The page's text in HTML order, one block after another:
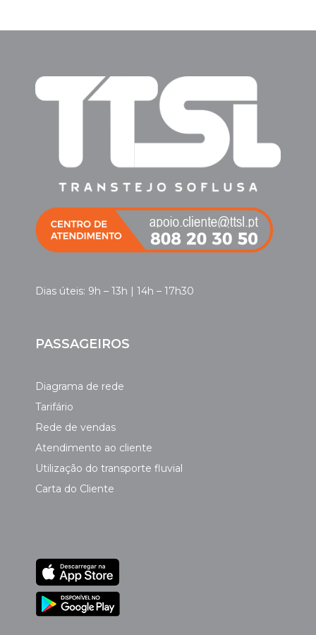
Dias úteis: 9h – 13h | 14h – 17h30
PASSAGEIROS
Diagrama de rede
Tarifário
Rede de vendas
Atendimento ao cliente
Utilização do transporte fluvial
Carta do Cliente